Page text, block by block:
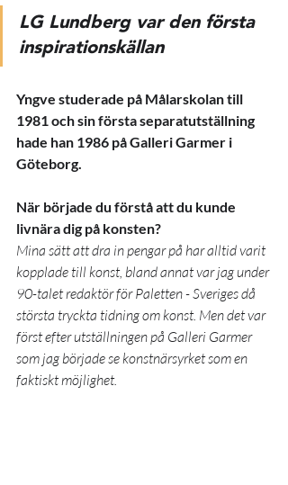
LG Lundberg var den första
inspirationskällan
Yngve studerade på Målarskolan till
1981 och sin första separatutställning
hade han 1986 på Galleri Garmer i
Göteborg.
När började du förstå att du kunde
livnära dig på konsten?
Mina sätt att dra in pengar på har alltid varit
kopplade till konst, bland annat var jag under
90-talet redaktör för Paletten - Sveriges då
största tryckta tidning om konst. Men det var
först efter utställningen på Galleri Garmer
som jag började se konstnärsyrket som en
faktiskt möjlighet.